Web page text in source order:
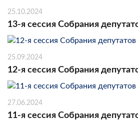
25.10.2024
13-я сессия Собрания
25.09.2024
12-я сессия Собрания
27.06.2024
11-я сессия Собрания